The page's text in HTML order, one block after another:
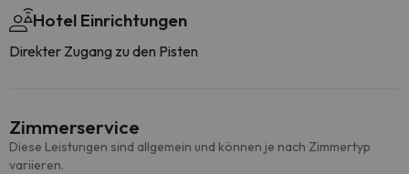
Hotel Einrichtungen
Direkter Zugang zu den Pisten
Zimmerservice
Diese Leistungen sind allgemein und können je nach Zimmertyp
variieren.